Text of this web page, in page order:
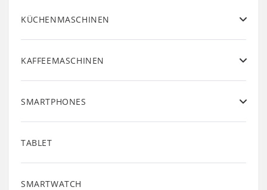
KÜCHENMASCHINEN
KAFFEEMASCHINEN
SMARTPHONES
TABLET
SMARTWATCH